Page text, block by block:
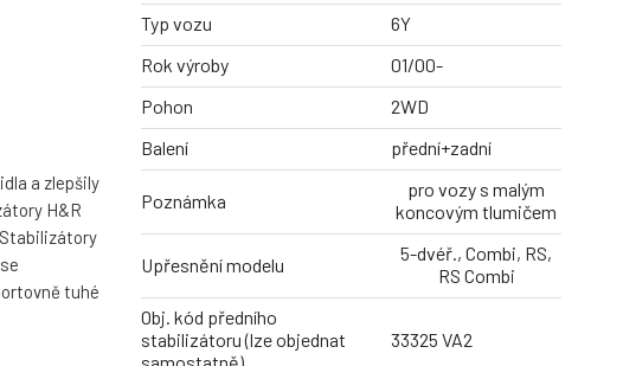
a zlepšily
H&R
tuhé
Typ vozu
6Y
Rok výroby
01/00-
Pohon
2WD
Balení
přední+zadní
Poznámka
pro vozy s malým
koncovým tlumičem
Upřesnění modelu
5-dvéř., Combi, RS,
RS Combi
Obj. kód předního
stabilizátoru (lze objednat
33325 VA2